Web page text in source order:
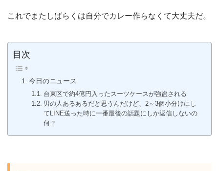
これでまたしばらくは自分でカレー作らなくて大丈夫だ。
目次
今日のニュース
台東区で約4億円入ったスーツケースが強盗される
男の人あるあるだと思うんだけど、2～3個小分けにし
てLINE送った時に一番最後の話題にしか返信しないの
何？